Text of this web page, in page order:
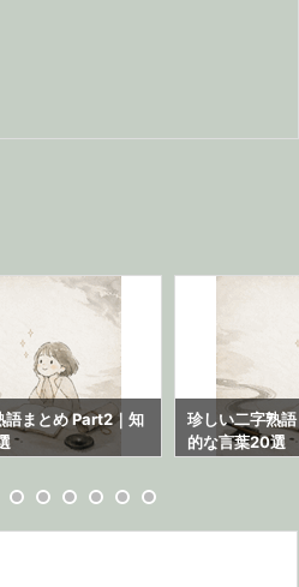
語まとめ Part2｜知
珍しい二字熟
的な言葉20選